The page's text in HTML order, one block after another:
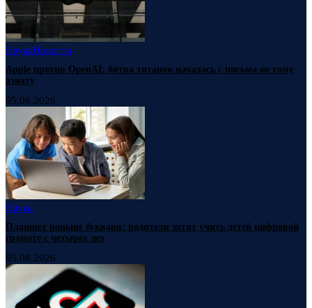
НаукаНовости
Apple против OpenAI: битва титанов началась с письма не тому
азиату
05.08.2026
Наука
Планшет раньше букваря: родители хотят учить детей цифровой
грамоте с четырех лет
05.08.2026